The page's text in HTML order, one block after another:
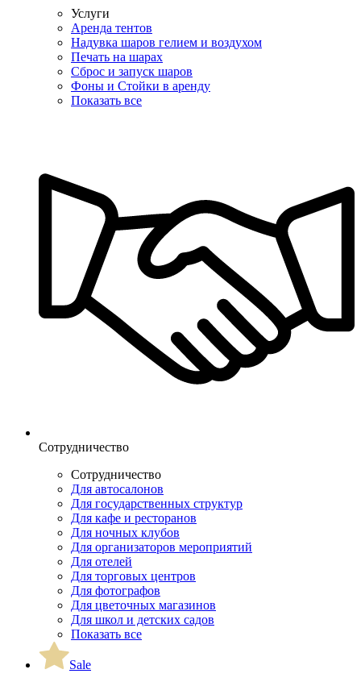
Услуги
Аренда тентов
Надувка шаров гелием и воздухом
Печать на шарах
Сброс и запуск шаров
Фоны и Стойки в аренду
Показать все
Сотрудничество
Сотрудничество
Для автосалонов
Для государственных структур
Для кафе и ресторанов
Для ночных клубов
Для организаторов мероприятий
Для отелей
Для торговых центров
Для фотографов
Для цветочных магазинов
Для школ и детских садов
Показать все
Sale